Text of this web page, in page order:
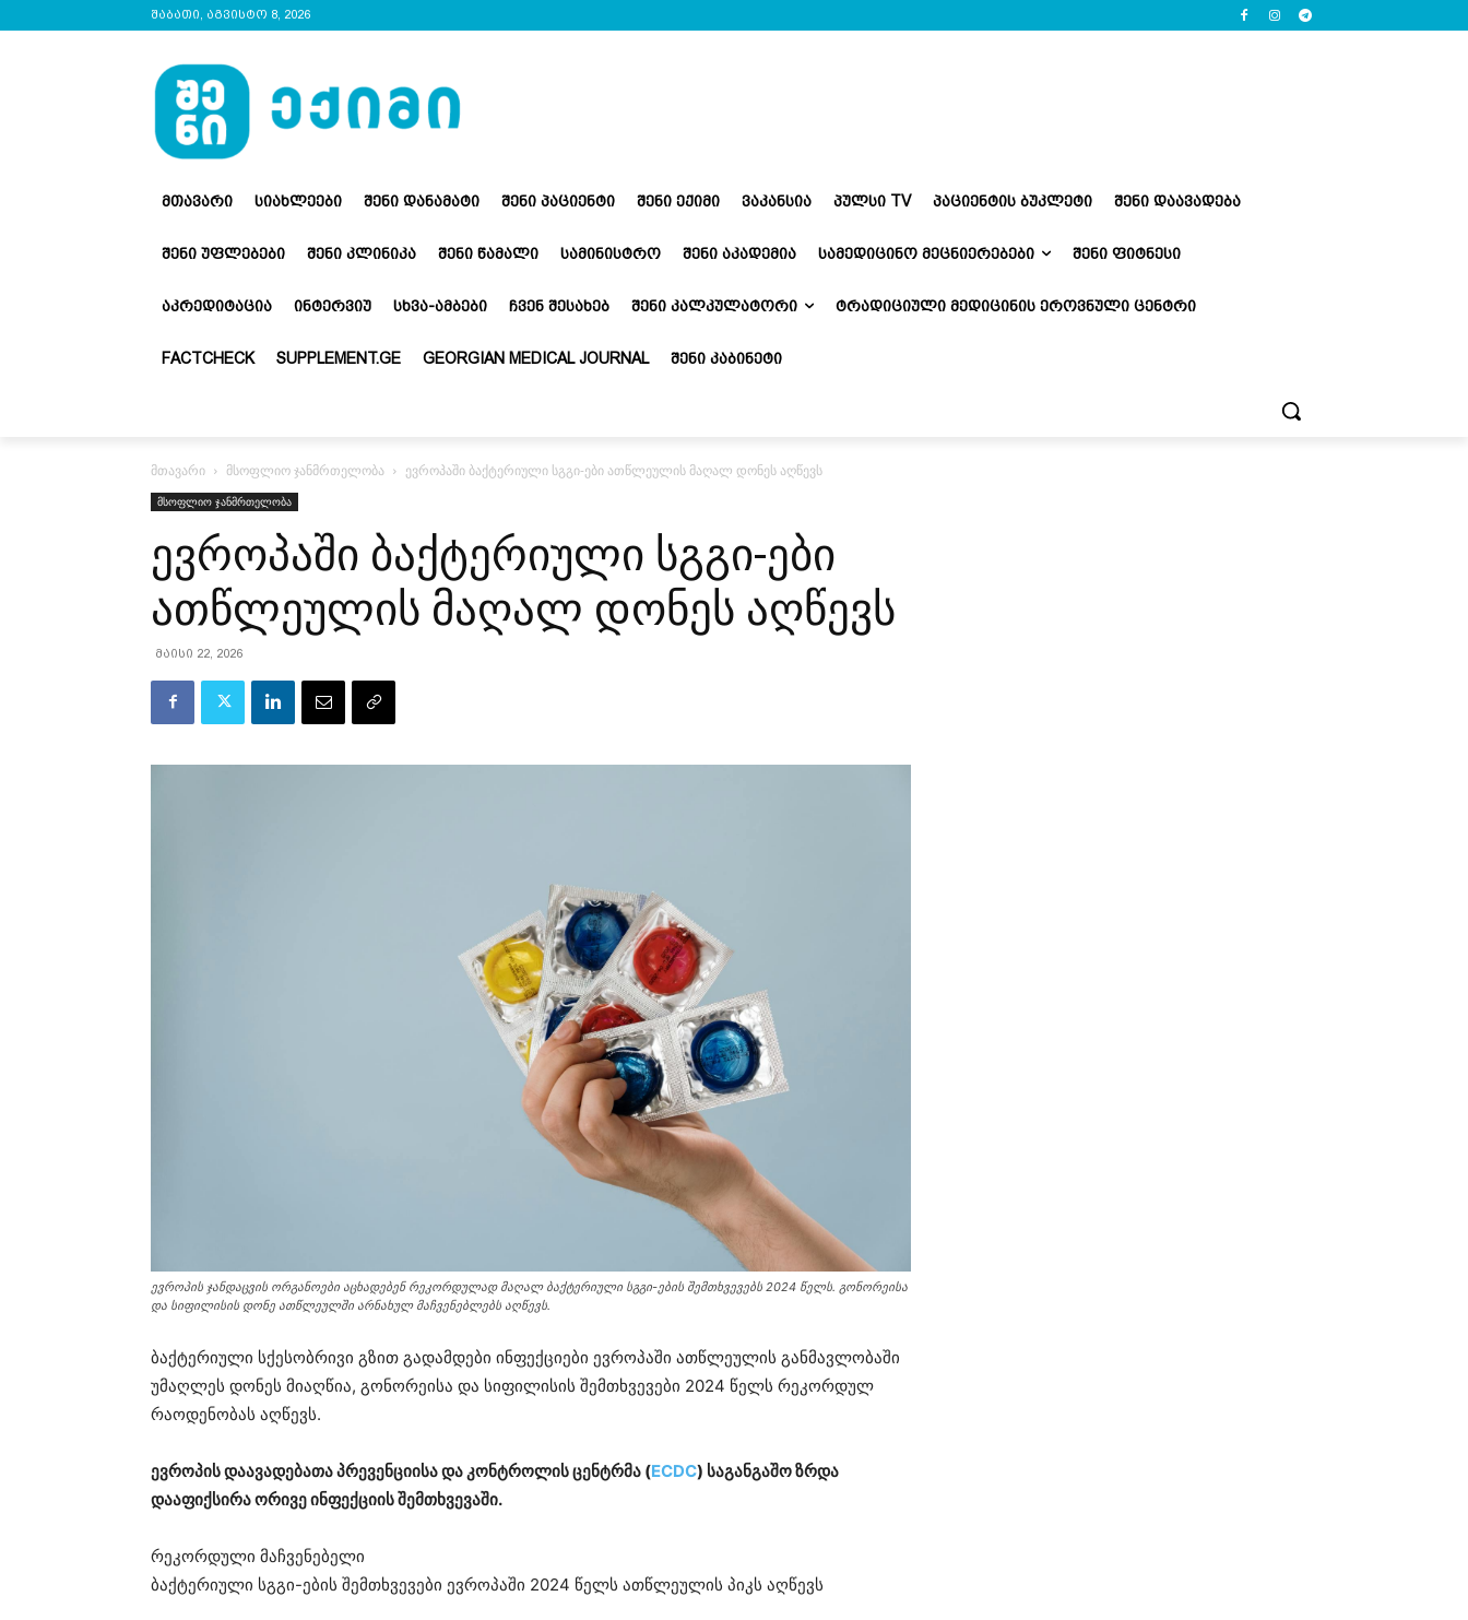
შაბათი, აგვისტო 8, 2026
ᲛᲗᲐᲕᲐᲠᲘ ᲡᲘᲐᲮᲚᲔᲔᲑᲘ ᲨᲔᲜᲘ ᲓᲐᲜᲐᲛᲐᲢᲘ ᲨᲔᲜᲘ ᲞᲐᲪᲘᲔᲜᲢᲘ ᲨᲔᲜᲘ ᲔᲥᲘᲛᲘ ᲕᲐᲙᲐᲜᲡᲘᲐ ᲞᲣᲚᲡᲘ TV ᲞᲐᲪᲘᲔᲜᲢᲘᲡ ᲑᲣᲙᲚᲔᲢᲘ ᲨᲔᲜᲘ ᲓᲐᲐᲕᲐᲓᲔᲑᲐ
ᲨᲔᲜᲘ ᲣᲤᲚᲔᲑᲔᲑᲘ ᲨᲔᲜᲘ ᲙᲚᲘᲜᲘᲙᲐ ᲨᲔᲜᲘ ᲬᲐᲛᲐᲚᲘ ᲡᲐᲛᲘᲜᲘᲡᲢᲠᲝ ᲨᲔᲜᲘ ᲐᲙᲐᲓᲔᲛᲘᲐ ᲡᲐᲛᲔᲓᲘᲪᲘᲜᲝ ᲛᲔᲪᲜᲘᲔᲠᲔᲑᲔᲑᲘ ᲨᲔᲜᲘ ᲤᲘᲢᲜᲔᲡᲘ
ᲐᲙᲠᲔᲓᲘᲢᲐᲪᲘᲐ ᲘᲜᲢᲔᲠᲕᲘᲣ ᲡᲮᲕᲐ-ᲐᲛᲑᲔᲑᲘ ᲩᲕᲔᲜ ᲨᲔᲡᲐᲮᲔᲑ ᲨᲔᲜᲘ ᲙᲐᲚᲙᲣᲚᲐᲢᲝᲠᲘ ᲢᲠᲐᲓᲘᲪᲘᲣᲚᲘ ᲛᲔᲓᲘᲪᲘᲜᲘᲡ ᲔᲠᲝᲕᲜᲣᲚᲘ ᲪᲔᲜᲢᲠᲘ
FACTCHECK SUPPLEMENT.GE GEORGIAN MEDICAL JOURNAL ᲨᲔᲜᲘ ᲙᲐᲑᲘᲜᲔᲢᲘ
მთავარი მსოფლიო ჯანმრთელობა ევროპაში ბაქტერიული სგგი-ები ათწლეულის მაღალ დონეს აღწევს
მსოფლიო ჯანმრთელობა
ევროპაში ბაქტერიული სგგი-ები
ათწლეულის მაღალ დონეს აღწევს
მაისი 22, 2026
ევროპის ჯანდაცვის ორგანოები აცხადებენ რეკორდულად მაღალ ბაქტერიული სგგი-ების შემთხვევებს 2024 წელს. გონორეისა
და სიფილისის დონე ათწლეულში არნახულ მაჩვენებლებს აღწევს.
ბაქტერიული სქესობრივი გზით გადამდები ინფექციები ევროპაში ათწლეულის განმავლობაში
უმაღლეს დონეს მიაღწია, გონორეისა და სიფილისის შემთხვევები 2024 წელს რეკორდულ
რაოდენობას აღწევს.
ევროპის დაავადებათა პრევენციისა და კონტროლის ცენტრმა (ECDC) საგანგაშო ზრდა
დააფიქსირა ორივე ინფექციის შემთხვევაში.
რეკორდული მაჩვენებელი
ბაქტერიული სგგი-ების შემთხვევები ევროპაში 2024 წელს ათწლეულის პიკს აღწევს